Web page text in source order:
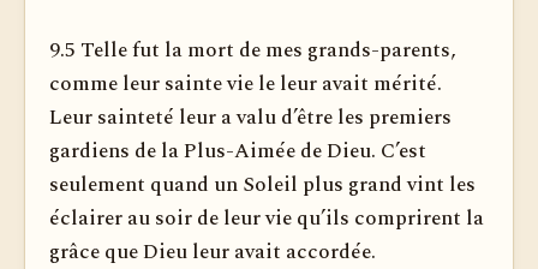
9.5 Telle fut la mort de mes grands-parents,
comme leur sainte vie le leur avait mérité.
Leur sainteté leur a valu d’être les premiers
gardiens de la Plus-Aimée de Dieu. C’est
seulement quand un Soleil plus grand vint les
éclairer au soir de leur vie qu’ils comprirent la
grâce que Dieu leur avait accordée.